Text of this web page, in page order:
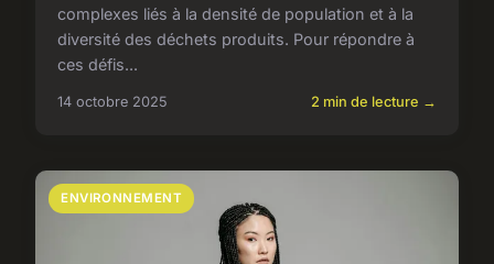
complexes liés à la densité de population et à la
diversité des déchets produits. Pour répondre à
ces défis...
14 octobre 2025 2 min de lecture →
ENVIRONNEMENT